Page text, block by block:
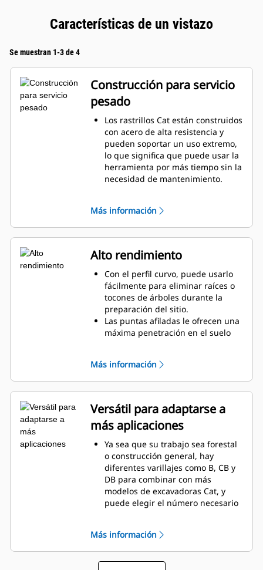
Características de un vistazo
Se muestran 1-3 de 4
Construcción para servicio
pesado
Los rastrillos Cat están construidos
con acero de alta resistencia y
pueden soportar un uso extremo,
lo que significa que puede usar la
herramienta por más tiempo sin la
necesidad de mantenimiento.
reemplazar con adaptadores de
herramienta de corte (GET, Ground
Engaging Tool).
El rastrillo Cat ofrece una vida útil
mejorada sin contacto de diente a
diente con la tenaza Cat y le da
más capacidades de manipulación
de materiales.
Los dientes del rastrillo se
conectan con acero reforzado en
tres lugares para ayudar a evitar
Más información
Alto rendimiento
Con el perfil curvo, puede usarlo
fácilmente para eliminar raíces o
tocones de árboles durante la
preparación del sitio.
Las puntas afiladas le ofrecen una
máxima penetración en el suelo
Los rastrillos Cat están reforzados
con acero resistente y tienen
ranuras, lo que es ideal para
separar y sujetar residuos.
Elija entre tres, cuatro o cinco
dientes para combinar con su
máquina y aplicación.
Más información
Versátil para adaptarse a
más aplicaciones
Ya sea que su trabajo sea forestal
o construcción general, hay
diferentes varillajes como B, CB y
DB para combinar con más
modelos de excavadoras Cat, y
puede elegir el número necesario
El rastrillo Cat está diseñado no
solo para utilizar la potencia de su
excavadora Cat, también lo está
Más información